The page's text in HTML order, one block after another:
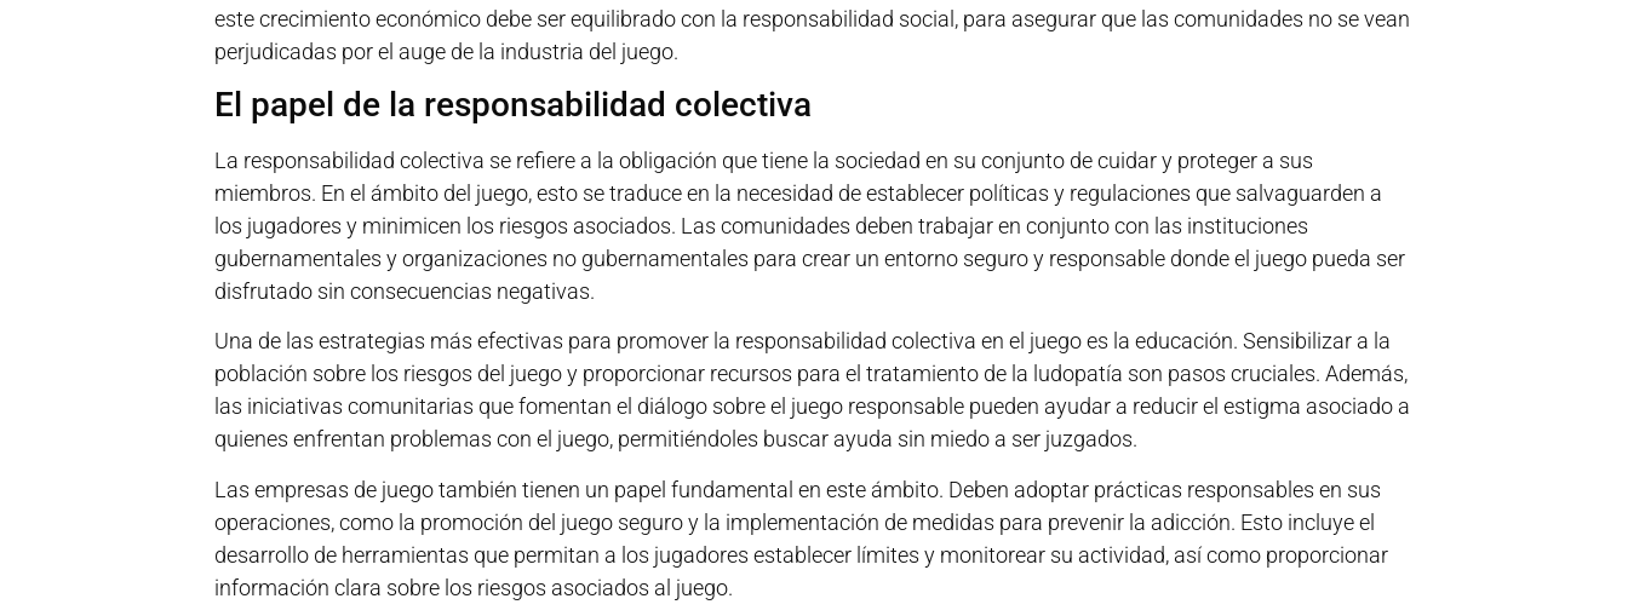
este crecimiento económico debe ser equilibrado con la responsabilidad social, para asegurar que las comunidades no se vean
perjudicadas por el auge de la industria del juego.
El papel de la responsabilidad colectiva
La responsabilidad colectiva se refiere a la obligación que tiene la sociedad en su conjunto de cuidar y proteger a sus
miembros. En el ámbito del juego, esto se traduce en la necesidad de establecer políticas y regulaciones que salvaguarden a
los jugadores y minimicen los riesgos asociados. Las comunidades deben trabajar en conjunto con las instituciones
gubernamentales y organizaciones no gubernamentales para crear un entorno seguro y responsable donde el juego pueda ser
disfrutado sin consecuencias negativas.
Una de las estrategias más efectivas para promover la responsabilidad colectiva en el juego es la educación. Sensibilizar a la
población sobre los riesgos del juego y proporcionar recursos para el tratamiento de la ludopatía son pasos cruciales. Además,
las iniciativas comunitarias que fomentan el diálogo sobre el juego responsable pueden ayudar a reducir el estigma asociado a
quienes enfrentan problemas con el juego, permitiéndoles buscar ayuda sin miedo a ser juzgados.
Las empresas de juego también tienen un papel fundamental en este ámbito. Deben adoptar prácticas responsables en sus
operaciones, como la promoción del juego seguro y la implementación de medidas para prevenir la adicción. Esto incluye el
desarrollo de herramientas que permitan a los jugadores establecer límites y monitorear su actividad, así como proporcionar
información clara sobre los riesgos asociados al juego.